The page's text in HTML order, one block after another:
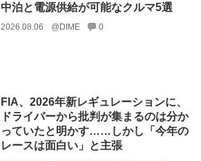
中泊と電源供給が可能なクルマ5選
2026.08.06 @DIME 0
FIA、2026年新レギュレーションに、
ドライバーから批判が集まるのは分か
っていたと明かす……しかし「今年の
レースは面白い」と主張